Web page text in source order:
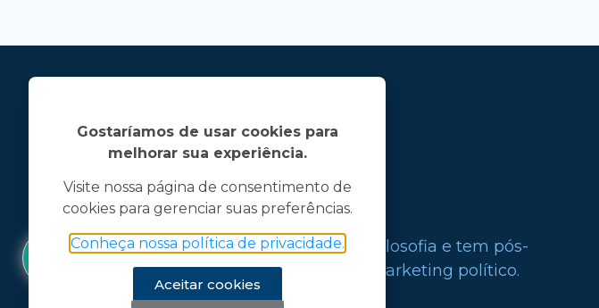
Jose Linhares Jr é maranhense.
Formado em Jornalismo, estudou filosofia e tem pós-
graduações em ciência política e marketing político.
Gostaríamos de usar cookies para
melhorar sua experiência.
Visite nossa página de consentimento de
cookies para gerenciar suas preferências.
Conheça nossa política de privacidade.
Aceitar cookies